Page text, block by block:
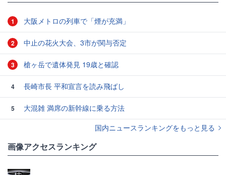
1 大阪メトロの列車で「煙が充満」
2 中止の花火大会、3市が関与否定
3 槍ヶ岳で遺体発見 19歳と確認
4 長崎市長 平和宣言を読み飛ばし
5
大混雑 満席の新幹線に乗る方法
国内ニュースランキングをもっと見る
画像アクセスランキング